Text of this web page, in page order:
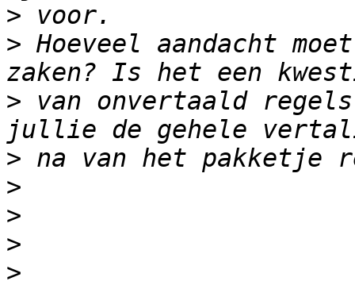
>
> Hoeveel aandacht
> van onvertaald
>
>
>
>
>